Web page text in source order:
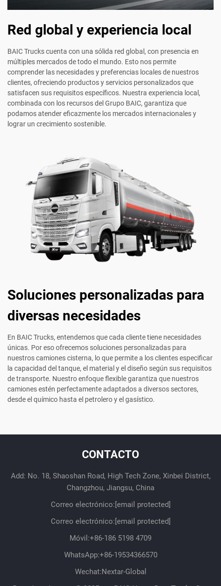
Red global y experiencia local
BAIC Trucks cuenta con una sólida red global, con presencia en
múltiples mercados de todo el mundo. Esto nos permite
comprender las necesidades y preferencias locales de nuestros
clientes, ofreciendo productos y servicios personalizados que
satisfacen sus requisitos específicos. Nuestra experiencia local,
combinada con los recursos del Grupo BAIC, garantiza que
podamos atender eficazmente los mercados internacionales y
lograr un crecimiento sostenible.
Soluciones personalizadas para
diversas necesidades
En BAIC Trucks, entendemos que cada cliente tiene necesidades
únicas. Por eso ofrecemos soluciones personalizadas para
nuestros camiones cisterna, lo que permite a los clientes especificar
la capacidad del tanque, el material y el diseño según sus requisitos
de transporte. Nuestro enfoque flexible garantiza que nuestros
camiones estén perfectamente adaptados a diversos sectores,
desde el químico hasta el petrolero y el gasístico.
CONTACTO
Add: No. 18, Shaoshan Road, High Tech Zone, Xinbei District,
Changzhou, Jiangsu, China
Correo electrónico:[email protected]
Correo electrónico:[email protected]
Móvil:+86-186 5198 4709
WhatsApp:+86-19534366570
Wechat:Nextar-Global